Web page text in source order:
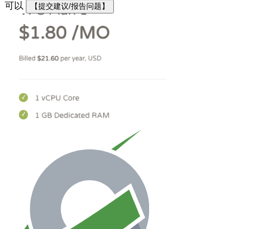
可以
【提交建议/报告问题】